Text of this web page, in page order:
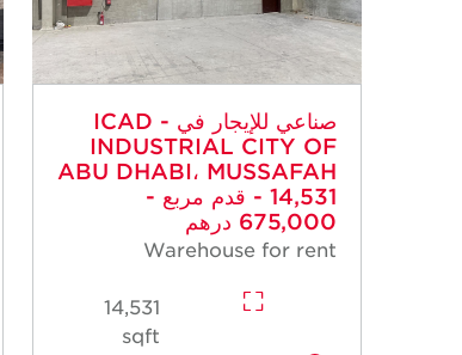
صناعي للإيجار في ICAD -
INDUSTRIAL CITY OF
ABU DHABI، MUSSAFAH
- 14,531 قدم مربع -
675,000 درهم
Warehouse for rent
14,531
sqft